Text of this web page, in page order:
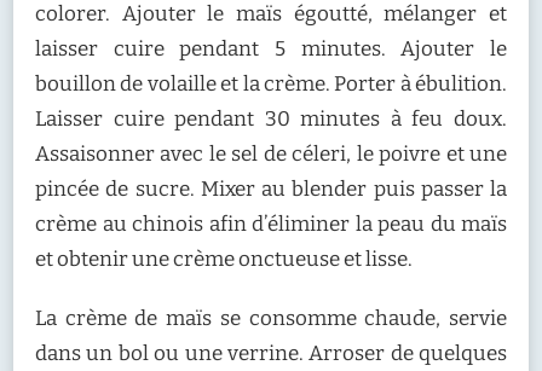
colorer. Ajouter le maïs égoutté, mélanger et
laisser cuire pendant 5 minutes. Ajouter le
bouillon de volaille et la crème. Porter à ébulition.
Laisser cuire pendant 30 minutes à feu doux.
Assaisonner avec le sel de céleri, le poivre et une
pincée de sucre. Mixer au blender puis passer la
crème au chinois afin d’éliminer la peau du maïs
et obtenir une crème onctueuse et lisse.
La crème de maïs se consomme chaude, servie
dans un bol ou une verrine. Arroser de quelques